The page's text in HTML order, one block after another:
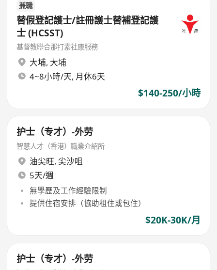
兼職
替假登記護士/註冊護士替補登記護
士 (HCSST)
基督教聯合那打素社康服務
大埔, 大埔
4~8小時/天, 月休6天
$140-250/小時
护士（专才）-外劳
智慧人才（香港）職業介紹所
油尖旺, 尖沙咀
5天/週
無學歷及工作經驗限制
提供住宿安排（協助租住或包住）
$20K-30K/月
护士（专才）-外劳